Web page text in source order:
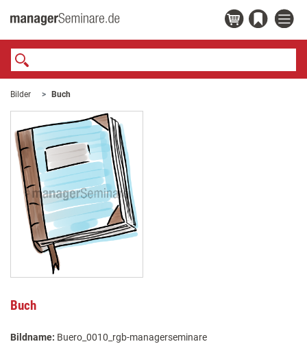
Bilder Buch
Buch
Bildname: Buero_0010_rgb-managerseminare